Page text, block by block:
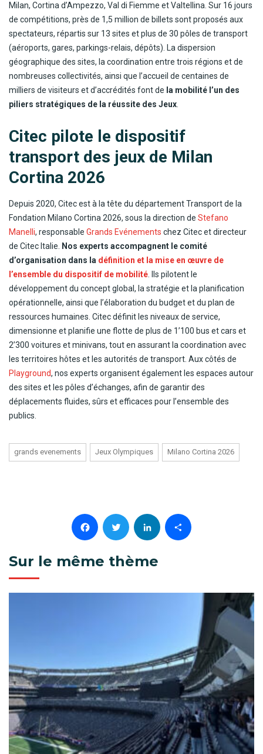
Milan, Cortina d’Ampezzo, Val di Fiemme et Valtellina. Sur 16 jours
de compétitions, près de 1,5 million de billets sont proposés aux
spectateurs, répartis sur 13 sites et plus de 30 pôles de transport
(aéroports, gares, parkings-relais, dépôts). La dispersion
géographique des sites, la coordination entre trois régions et de
nombreuses collectivités, ainsi que l’accueil de centaines de
milliers de visiteurs et d’accrédités font de la mobilité l’un des
piliers stratégiques de la réussite des Jeux.
Citec pilote le dispositif
transport des jeux de Milan
Cortina 2026
Depuis 2020, Citec est à la tête du département Transport de la
Fondation Milano Cortina 2026, sous la direction de Stefano
Manelli, responsable Grands Evénements chez Citec et directeur
de Citec Italie. Nos experts accompagnent le comité
d’organisation dans la définition et la mise en œuvre de
l’ensemble du dispositif de mobilité. Ils pilotent le
développement du concept global, la stratégie et la planification
opérationnelle, ainsi que l’élaboration du budget et du plan de
ressources humaines. Citec définit les niveaux de service,
dimensionne et planifie une flotte de plus de 1’100 bus et cars et
2’300 voitures et minivans, tout en assurant la coordination avec
les territoires hôtes et les autorités de transport. Aux côtés de
Playground, nos experts organisent également les espaces autour
des sites et les pôles d’échanges, afin de garantir des
déplacements fluides, sûrs et efficaces pour l’ensemble des
publics.
grands evenements Jeux Olympiques Milano Cortina 2026
Facebook
Twitter
LinkedIn
Partager
Sur le même thème